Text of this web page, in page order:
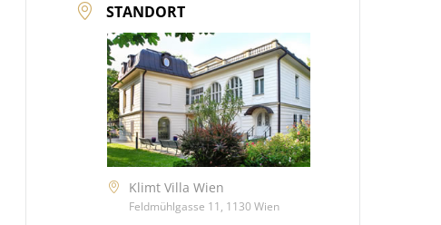
STANDORT
Klimt Villa Wien
Feldmühlgasse 11, 1130 Wien